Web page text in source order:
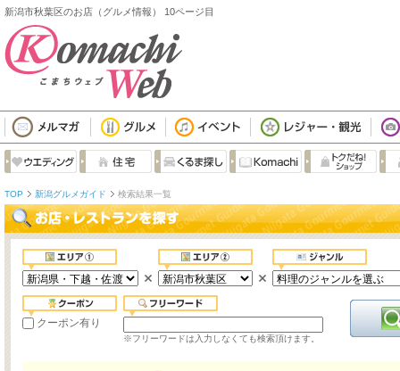
新潟市秋葉区のお店（グルメ情報） 10ページ目
TOP 新潟グルメガイド 検索結果一覧
クーポン有り
※フリーワードは入力しなくても検索頂けます。